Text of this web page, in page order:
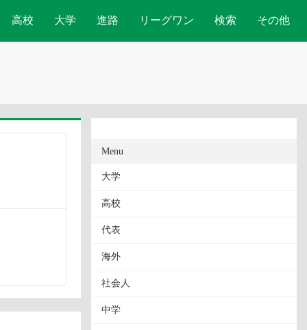
高校 大学 進路 リーグワン 検索 その他
Menu
大学
高校
代表
海外
社会人
中学